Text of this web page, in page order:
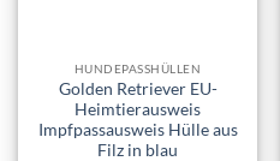
HUNDEPASSHÜLLEN
Golden Retriever EU-
Heimtierausweis
Impfpassausweis Hülle aus
Filz in blau